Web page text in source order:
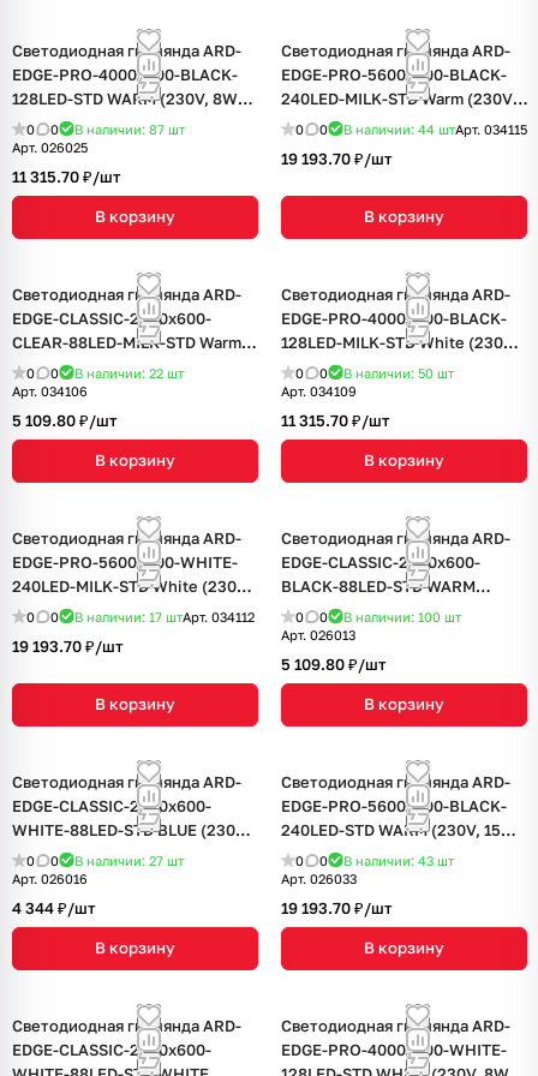
Светодиодная гирлянда ARD-
EDGE-PRO-4000x600-BLACK-
128LED-STD WARM (230V, 8W)
(Ardecoled, IP65, 2 года)
0 0 В наличии: 87 шт
Арт. 026025
11 315.70 ₽/шт
В корзину
Светодиодная гирлянда ARD-
EDGE-PRO-5600x900-BLACK-
240LED-MILK-STD Warm (230V,
15W) (Ardecoled, IP65, 2 года)
0 0 В наличии: 44 штАрт. 034115
19 193.70 ₽/шт
В корзину
Светодиодная гирлянда ARD-
EDGE-CLASSIC-2400x600-
CLEAR-88LED-MILK-STD Warm
(230V, 6W) (Ardecoled, IP65, 1
год)
0 0 В наличии: 22 шт
Арт. 034106
5 109.80 ₽/шт
В корзину
Светодиодная гирлянда ARD-
EDGE-PRO-4000x600-BLACK-
128LED-MILK-STD White (230V,
8W) (Ardecoled, IP65, 2 года)
0 0 В наличии: 50 шт
Арт. 034109
11 315.70 ₽/шт
В корзину
Светодиодная гирлянда ARD-
EDGE-PRO-5600x900-WHITE-
240LED-MILK-STD White (230V,
15W) (Ardecoled, IP65, 2 года)
0 0 В наличии: 17 штАрт. 034112
19 193.70 ₽/шт
В корзину
Светодиодная гирлянда ARD-
EDGE-CLASSIC-2400x600-
BLACK-88LED-STD WARM
(230V, 6W) (Ardecoled, IP65, 1
год)
0 0 В наличии: 100 шт
Арт. 026013
5 109.80 ₽/шт
В корзину
Светодиодная гирлянда ARD-
EDGE-CLASSIC-2400x600-
WHITE-88LED-STD BLUE (230V,
6W) (Ardecoled, IP65, 1 год)
0 0 В наличии: 27 шт
Арт. 026016
4 344 ₽/шт
В корзину
Светодиодная гирлянда ARD-
EDGE-PRO-5600x900-BLACK-
240LED-STD WARM (230V, 15W)
(Ardecoled, IP65, 2 года)
0 0 В наличии: 43 шт
Арт. 026033
19 193.70 ₽/шт
В корзину
Светодиодная гирлянда ARD-
EDGE-CLASSIC-2400x600-
Светодиодная гирлянда ARD-
EDGE-PRO-4000x600-WHITE-